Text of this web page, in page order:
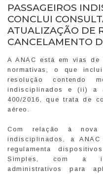
PASSAGEIROS
CONCLUI
ATUALIZAÇÃO DE
CANCELAMENTO
A ANAC está em vias de
normativas, o que
resolução contendo
indisciplinados e (ii) a
400/2016, que trata de
aéreo.
Com relação à nova
indisciplinados, a
regulamenta
Simples, com a
administrativos para